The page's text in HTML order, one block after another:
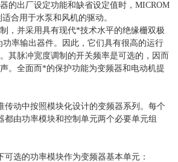
的出厂设定功能和缺省设定值时，MICROM
合用于水泵和风机的驱动。
，并采用具有现代*技术水平的绝缘栅双极
率输出器件。因此，它们具有很高的运行
其脉冲宽度调制的开关频率是可选的，因而
。全面而*的保护功能为变频器和电动机提
传动中按照模块化设计的变频器系列。每个
都由功率模块和控制单元两个必要单元组
可选的功率模块作为变频器基本单元：